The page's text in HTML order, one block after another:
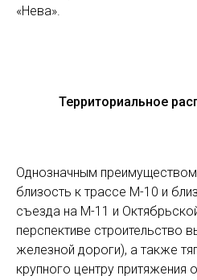
«Нева».
Территориальное
Однозначным преимуществом
близость к трассе М-10 и
съезда на М-11 и
перспективе строительство
железной дороги), а также
крупного центру притяжения